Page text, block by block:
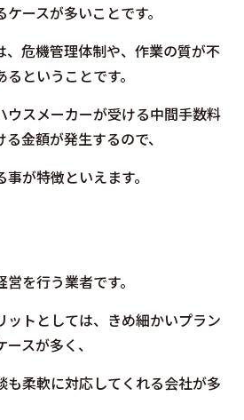
ースが多いことです。
、危機管理体制や、作業の質が不
ということです。
ウスメーカーが受ける中間手数料
金額が発生するので、
が特徴といえます。
を行う業者です。
ットとしては、きめ細かいプラン
スが多く、
も柔軟に対応してくれる会社が多